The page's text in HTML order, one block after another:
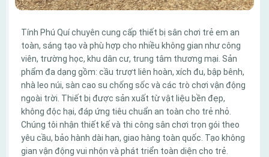
Tính Phú Quí chuyên cung cấp thiết bị sân chơi trẻ em an
toàn, sáng tạo và phù hợp cho nhiều không gian như công
viên, trường học, khu dân cư, trung tâm thương mại. Sản
phẩm đa dạng gồm: cầu trượt liên hoàn, xích đu, bập bênh,
nhà leo núi, sàn cao su chống sốc và các trò chơi vận động
ngoài trời. Thiết bị được sản xuất từ vật liệu bền đẹp,
không độc hại, đáp ứng tiêu chuẩn an toàn cho trẻ nhỏ.
Chúng tôi nhận thiết kế và thi công sân chơi trọn gói theo
yêu cầu, bảo hành dài hạn, giao hàng toàn quốc. Tạo không
gian vận động vui nhộn và phát triển toàn diện cho trẻ.